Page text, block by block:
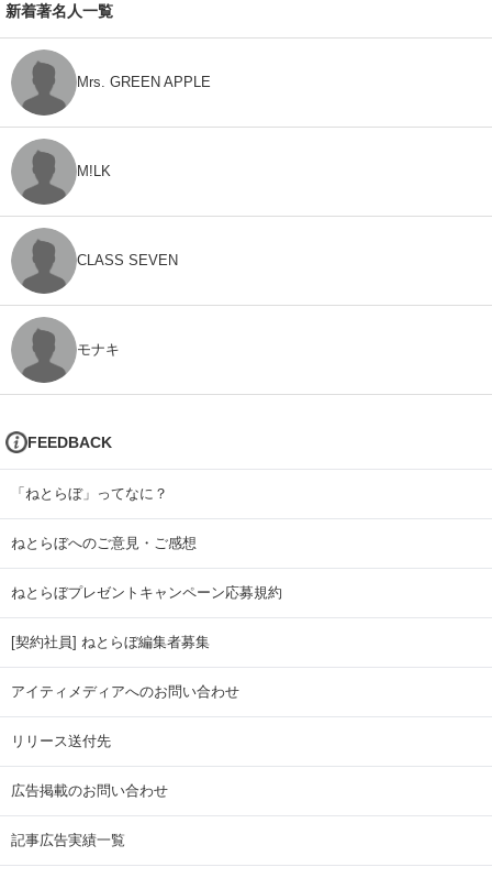
新着著名人一覧
Mrs. GREEN APPLE
M!LK
CLASS SEVEN
モナキ
FEEDBACK
「ねとらぼ」ってなに？
ねとらぼへのご意見・ご感想
ねとらぼプレゼントキャンペーン応募規約
[契約社員] ねとらぼ編集者募集
アイティメディアへのお問い合わせ
リリース送付先
広告掲載のお問い合わせ
記事広告実績一覧